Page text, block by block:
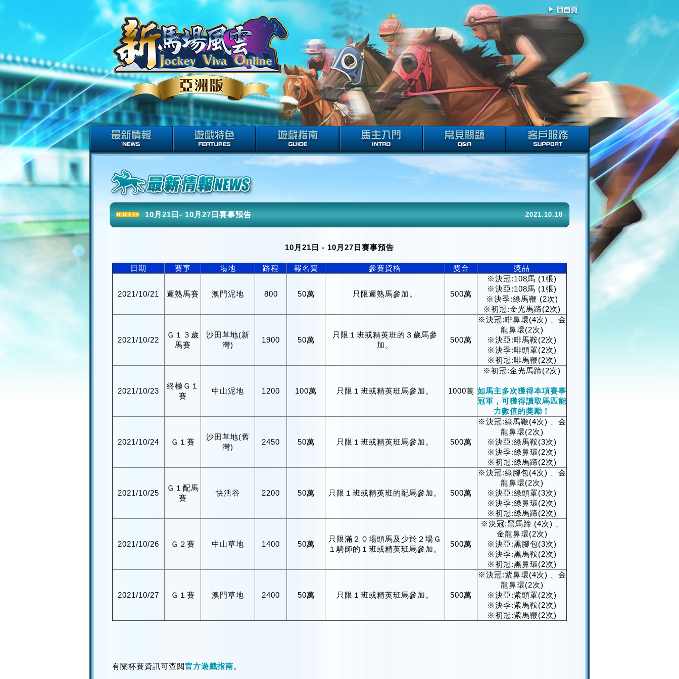
10月21日- 10月27日賽事預告 2021.10.18
10月21日 - 10月27日賽事預告
日期 賽事 場地 路程 報名費 參賽資格 獎金 獎品
2021/10/21 遲熟馬賽 澳門泥地 800 50萬 只限遲熟馬參加。 500萬
※決冠:108馬 (1張)
※決亞:108馬 (1張)
※決季:綠馬鞭 (2次)
※初冠:金光馬蹄(2次)
2021/10/22
Ｇ１３歲
馬賽
沙田草地(新
灣)
1900 50萬
只限１班或精英班的３歲馬參
加。
500萬
※決冠:啡鼻環(4次) 、金
龍鼻環(2次)
※決亞:啡馬鞍(2次)
※決季:啡頭罩(2次)
※初冠:啡馬鞭(2次)
2021/10/23
終極Ｇ１
賽
中山泥地 1200 100萬 只限１班或精英班馬參加。 1000萬
※初冠:金光馬蹄(2次)
如馬主多次獲得本項賽事
冠軍，可獲得讀取馬匹能
力數值的獎勵！
2021/10/24 Ｇ１賽
沙田草地(舊
灣)
2450 50萬 只限１班或精英班馬參加。 500萬
※決冠:綠馬鞭(4次) 、金
龍鼻環(2次)
※決亞:綠馬鞍(3次)
※決季:綠鼻環(2次)
※初冠:綠馬蹄(2次)
2021/10/25
Ｇ１配馬
賽
快活谷 2200 50萬 只限１班或精英班的配馬參加。 500萬
※決冠:綠腳包(4次) 、金
龍鼻環(2次)
※決亞:綠頭罩(3次)
※決季:綠鼻環(2次)
※初冠:綠馬蹄(2次)
2021/10/26 Ｇ２賽 中山草地 1400 50萬
只限滿２０場頭馬及少於２場Ｇ
１騎師的１班或精英班馬參加。
500萬
※決冠:黑馬蹄 (4次) 、
金龍鼻環(2次)
※決亞:黑腳包(3次)
※決季:黑馬鞍(2次)
※初冠:黑鼻環(2次)
2021/10/27 Ｇ１賽 澳門草地 2400 50萬 只限１班或精英班馬參加。 500萬
※決冠:紫鼻環(4次) 、金
龍鼻環(2次)
※決亞:紫頭罩(2次)
※決季:紫馬鞍(2次)
※初冠:紫馬鞭(2次)
有關杯賽資訊可查閱官方遊戲指南。